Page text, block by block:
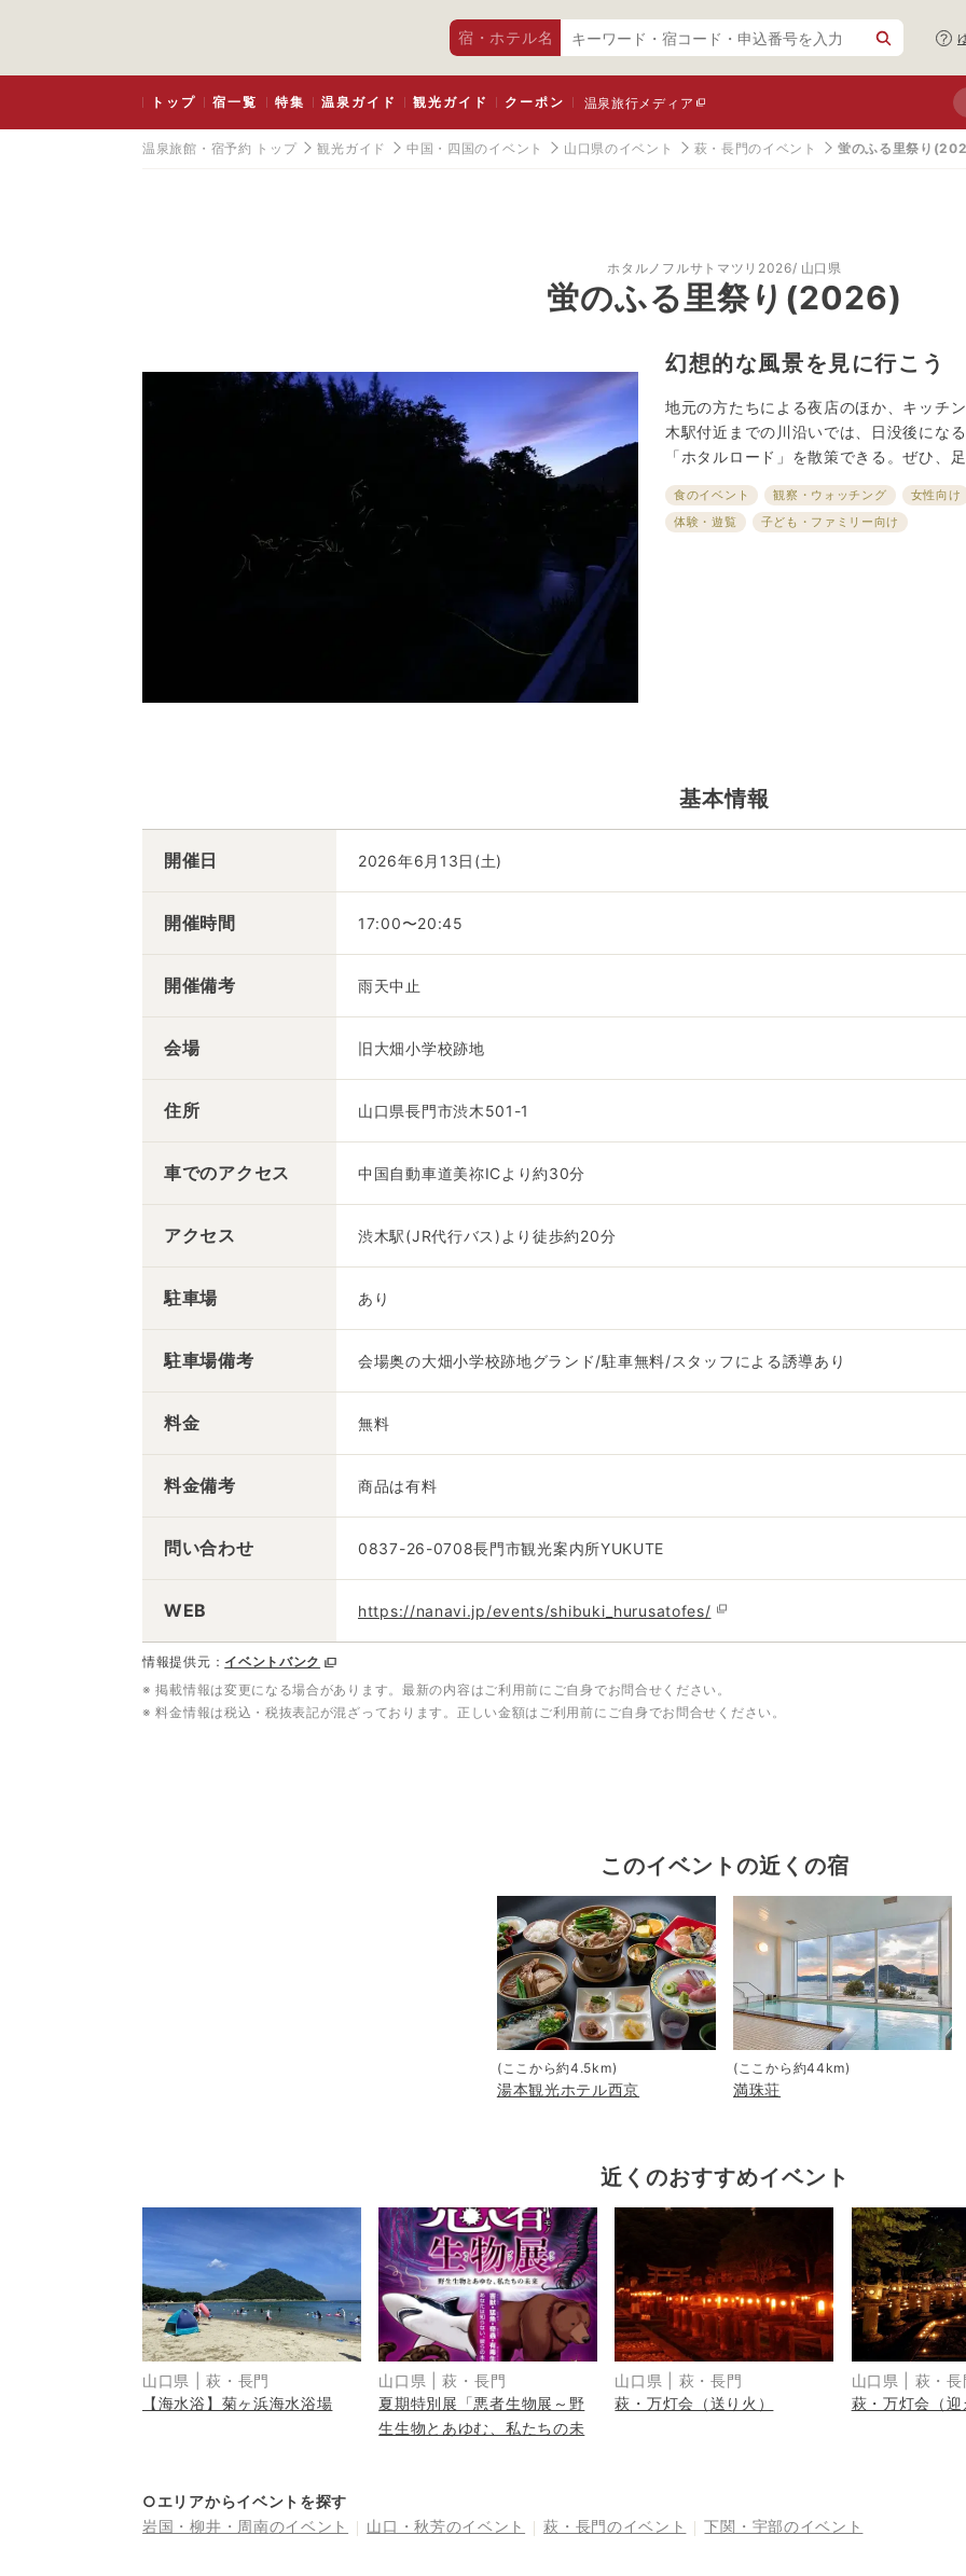
宿・ホテル名
トップ 宿一覧 特集 温泉ガイド 観光ガイド クーポン 温泉旅行メディア
温泉旅館・宿予約 トップ 観光ガイド 中国・四国のイベント 山口県のイベント 萩・長門のイベント 蛍のふる里祭り
ホタルノフルサトマツリ2026 山口県
蛍のふる里祭り(2026)
幻想的な風景を見に行こう
地元の方たちによる夜店のほか、キッチ
木駅付近までの川沿いでは、日没後にな
「ホタルロード」を散策できる。ぜひ、
食のイベント 観察・ウォッチング
女性向け
体験・遊覧
子ども・ファミリー向け
基本情報
開催日 2026年6月13日(土)
開催時間 17:00〜20:45
開催備考 雨天中止
会場 旧大畑小学校跡地
住所 山口県長門市渋木501-1
車でのアクセス 中国自動車道美祢ICより約30分
アクセス 渋木駅(JR代行バス)より徒歩約20分
駐車場 あり
駐車場備考 会場奥の大畑小学校跡地グランド/駐車無料/スタッフによる誘導あり
料金 無料
料金備考 商品は有料
問い合わせ 0837-26-0708長門市観光案内所YUKUTE
WEB https://nanavi.jp/events/shibuki_hurusatofes/
情報提供元： イベントバンク
※ 掲載情報は変更になる場合があります。最新の内容はご利用前にご自身でお問合せください。
※ 料金情報は税込・税抜表記が混ざっております。正しい金額はご利用前にご自身でお問合せください。
このイベントの近くの宿
(ここから約4.5km)
湯本観光ホテル西京
(ここから約44 km)
満珠荘
近くのおすすめイベント
山口県 |萩・長門
【海水浴】菊ヶ浜海水浴場
山口県 |萩・長門
夏期特別展「悪者生物展～野
生生物とあゆむ、私たちの未
山口県
萩・長門
萩・万灯会（送り火）
山口県
萩・長
萩・万灯会（
○エリアからイベントを探す
岩国・柳井・周南のイベント 山口・秋芳のイベント 萩・長門のイベント 下関・宇部のイベント